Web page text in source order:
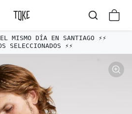
EL MISMO DÍA EN SANTIAGO ⚡️⚡️
SELECCIONADOS ⚡️⚡️